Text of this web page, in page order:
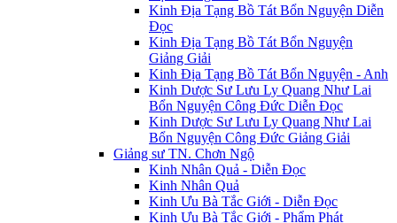
Kinh Địa Tạng Bồ Tát Bổn Nguyện Diễn
Đọc
Kinh Địa Tạng Bồ Tát Bổn Nguyện
Giảng Giải
Kinh Địa Tạng Bồ Tát Bổn Nguyện - Anh
Kinh Dược Sư Lưu Ly Quang Như Lai
Bổn Nguyện Công Đức Diễn Đọc
Kinh Dược Sư Lưu Ly Quang Như Lai
Bổn Nguyện Công Đức Giảng Giải
Giảng sư TN. Chơn Ngộ
Kinh Nhân Quả - Diễn Đọc
Kinh Nhân Quả
Kinh Ưu Bà Tắc Giới - Diễn Đọc
Kinh Ưu Bà Tắc Giới - Phẩm Phát